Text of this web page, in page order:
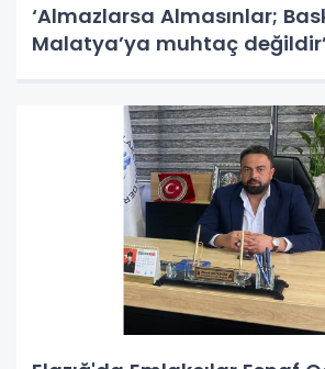
‘Almazlarsa Almasınlar;
Malatya’ya muhtaç